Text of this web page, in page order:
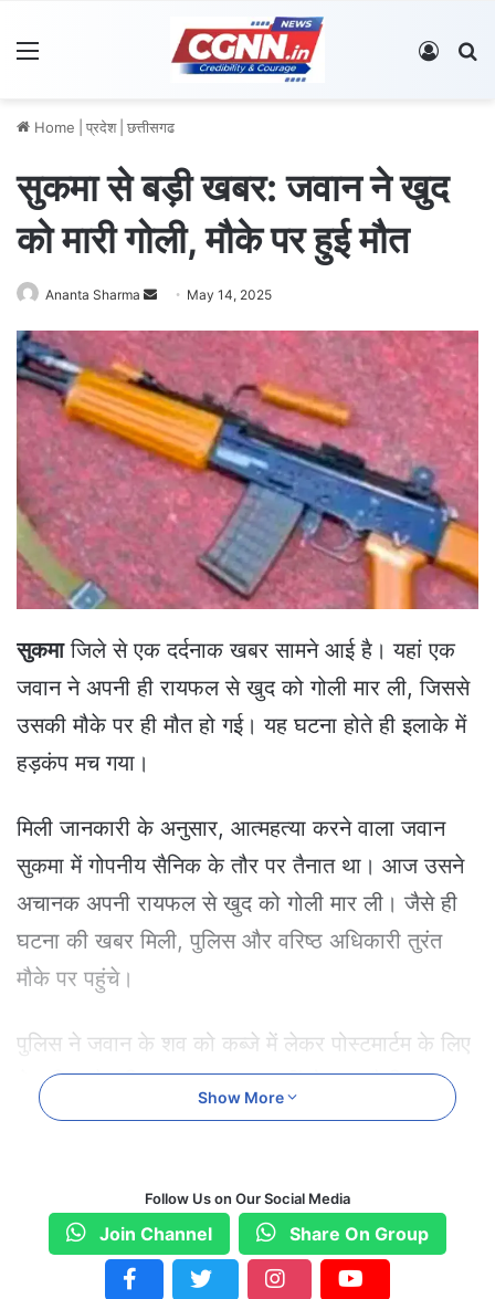
Log In
Home प्रदेश छत्तीसगढ
सुकमा से बड़ी खबर: जवान ने खुद
को मारी गोली, मौके पर हुई मौत
Ananta Sharma
d
a
n
e
m
May 14, 2025
सुकमाजिले से एक दर्दनाक खबर सामने आई है। यहां एक
जवान ने अपनी ही रायफल से खुद को गोली मार ली, जिससे
उसकी मौके पर ही मौत हो गई। यह घटना होते ही इलाके में
हड़कंप मच गया।
मिली जानकारी के अनुसार, आत्महत्या करने वाला जवान
सुकमा में गोपनीय सैनिक के तौर पर तैनात था। आज उसने
अचानक अपनी रायफल से खुद को गोली मार ली। जैसे ही
घटना की खबर मिली, पुलिस और वरिष्ठ अधिकारी तुरंत
मौके पर पहुंचे।
पुलिस ने जवान के शव को कब्जे में लेकर पोस्टमार्टम के लिए
भेज दिया है। फिलहाल यह साफ नहीं हो पाया है कि जवान
ने यह कदम क्यों उठाया। पुलिस मामले की जांच में जुटी है
छत्तीसगढ़ जवान ने मारी खुदको गोली
Show More
Follow Us on Our Social Media
Join Channel Share On Group